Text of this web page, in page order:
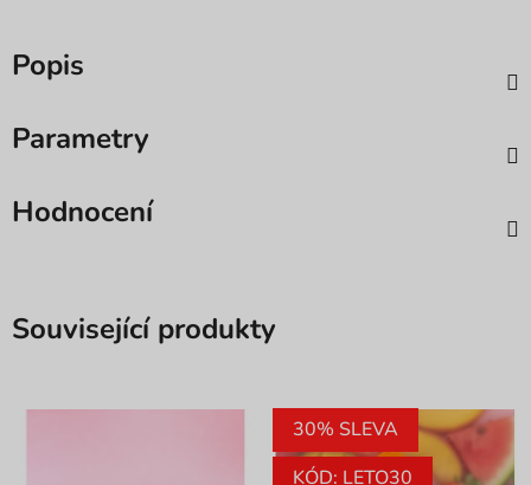
Popis
Parametry
Hodnocení
Související produkty
30% SLEVA
KÓD: LETO30